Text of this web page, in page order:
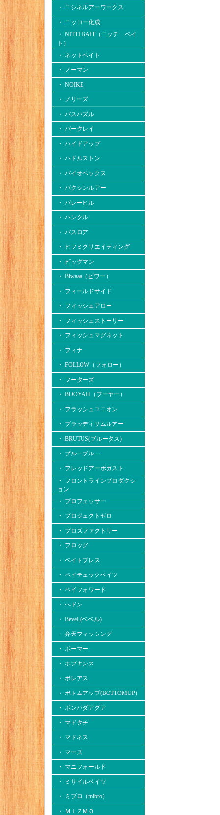
・ ニシネルアーワークス
・ ニッコー化成
・ NITTI BAIT（ニッチ ベイ
ト）
・ ネットベイト
・ ノーマン
・ NOIKE
・ ノリーズ
・ バスパズル
・ バークレイ
・ ハイドアップ
・ ハドルストン
・ バイオベックス
・ バクシンルアー
・ バレーヒル
・ ハンクル
・ バスロア
・ ヒフミクリエイティング
・ ビッグマン
・ Biwaaa（ビワー）
・ フィールドサイド
・ フィッシュアロー
・ フィッシュストーリー
・ フィッシュマグネット
・ フィナ
・ FOLLOW（フォロー）
・ フーターズ
・ BOOYAH（ブーヤー）
・ フラッシュユニオン
・ ブラッディサムルアー
・ BRUTUS(ブルータス)
・ ブルーブルー
・ フレッドアーボガスト
・ フロントラインプロダクシ
ョン
・ プロフェッサー
・ プロジェクトゼロ
・ プロズファクトリー
・ フロッグ
・ ベイトブレス
・ ペイチェックベイツ
・ ペイフォワード
・ へドン
・ BeveL(ベベル)
・ 弁天フィッシング
・ ボーマー
・ ホプキンス
・ ボレアス
・ ボトムアップ(BOTTOMUP)
・ ボンバダアグア
・ マドタチ
・ マドネス
・ マーズ
・ マニフォールド
・ ミサイルベイツ
・ ミブロ（mibro）
・ ＭＩＺＭＯ